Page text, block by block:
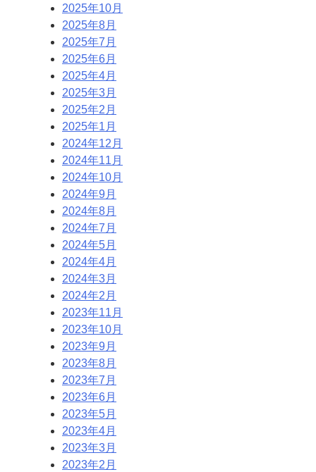
2025年10月
2025年8月
2025年7月
2025年6月
2025年4月
2025年3月
2025年2月
2025年1月
2024年12月
2024年11月
2024年10月
2024年9月
2024年8月
2024年7月
2024年5月
2024年4月
2024年3月
2024年2月
2023年11月
2023年10月
2023年9月
2023年8月
2023年7月
2023年6月
2023年5月
2023年4月
2023年3月
2023年2月